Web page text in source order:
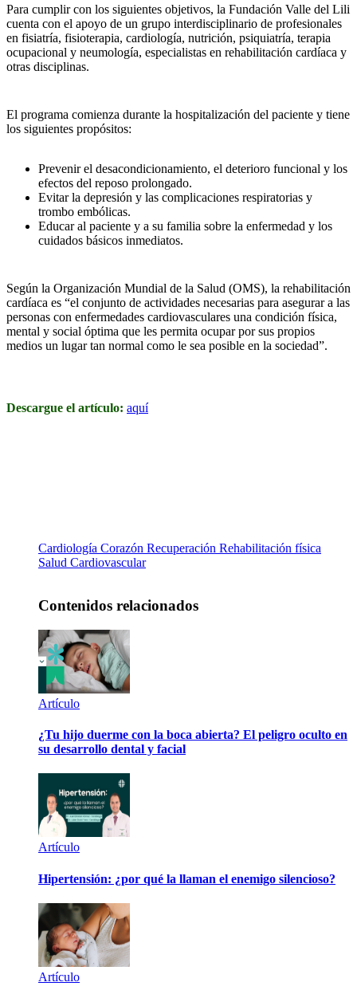
Para cumplir con los siguientes objetivos, la Fundación Valle del Lili
cuenta con el apoyo de un grupo interdisciplinario de profesionales
en fisiatría, fisioterapia, cardiología, nutrición, psiquiatría, terapia
ocupacional y neumología, especialistas en rehabilitación cardíaca y
otras disciplinas.
El programa comienza durante la hospitalización del paciente y tiene
los siguientes propósitos:
Prevenir el desacondicionamiento, el deterioro funcional y los
efectos del reposo prolongado.
Evitar la depresión y las complicaciones respiratorias y
trombo embólicas.
Educar al paciente y a su familia sobre la enfermedad y los
cuidados básicos inmediatos.
Según la Organización Mundial de la Salud (OMS), la rehabilitación
cardíaca es “el conjunto de actividades necesarias para asegurar a las
personas con enfermedades cardiovasculares una condición física,
mental y social óptima que les permita ocupar por sus propios
medios un lugar tan normal como le sea posible en la sociedad”.
Descargue el artículo: aquí
Cardiología Corazón Recuperación Rehabilitación física
Salud Cardiovascular
Contenidos relacionados
Artículo
¿Tu hijo duerme con la boca abierta? El peligro oculto en
su desarrollo dental y facial
Artículo
Hipertensión: ¿por qué la llaman el enemigo silencioso?
Artículo